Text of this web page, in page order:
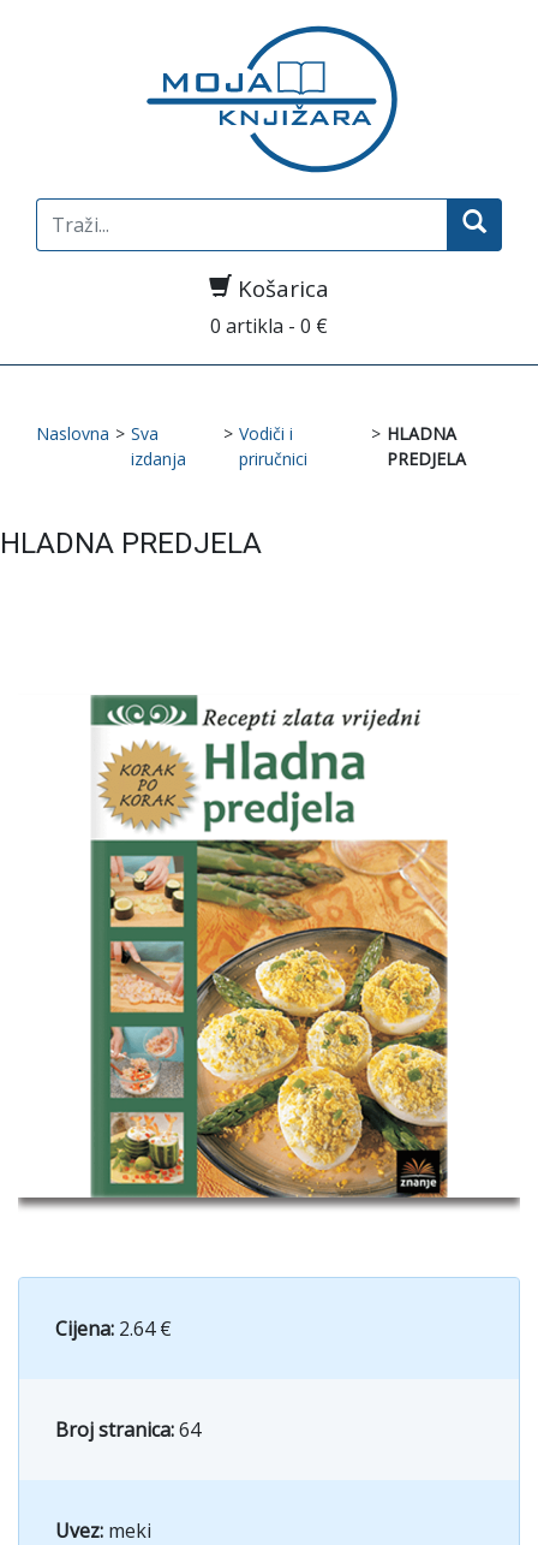
Search
for:
Košarica
0 artikla - 0 €
Naslovna > Sva
izdanja
> Vodiči i
priručnici
> HLADNA
PREDJELA
HLADNA PREDJELA
Cijena: 2.64 €
Broj stranica:64
Uvez: meki